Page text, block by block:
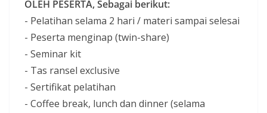
OLEH PESERTA, Sebagai berikut:
- Pelatihan selama 2 hari / materi sampai selesai
- Peserta menginap (twin-share)
- Seminar kit
- Tas ransel exclusive
- Sertifikat pelatihan
- Coffee break, lunch dan dinner (selama